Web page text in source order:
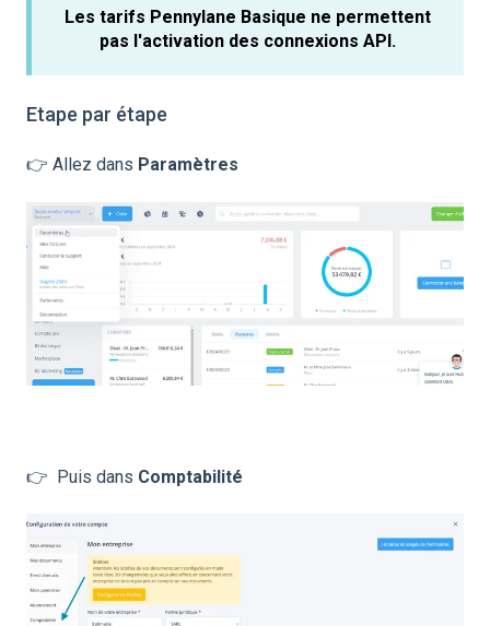
Les tarifs Pennylane Basique ne permettent
pas l'activation des connexions API.
Etape par étape
👉 Allez dans Paramètres
👉 Puis dans Comptabilité